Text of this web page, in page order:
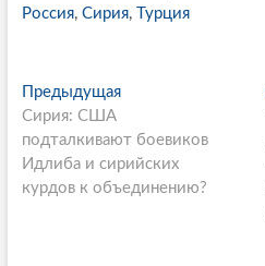
Россия, Сирия, Турция
P
o
s
t
ПредыдущаяП
е
д
ы
Сирия: США
подталкивают боевиков
Идлиба и сирийских
курдов к объединению?